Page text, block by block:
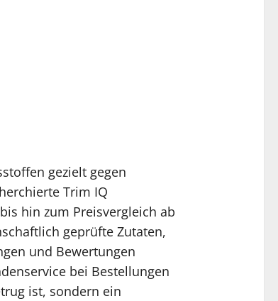
gezielt gegen
Trim IQ
hin zum Preisvergleich ab
geprüfte Zutaten,
und Bewertungen
bei Bestellungen
ist, sondern ein